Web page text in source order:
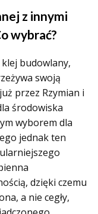
z innymi
wybrać?
budowlany,
swoją
przez Rzymian i
środowiska
wyborem dla
jednak ten
dzięki czemu
a nie cegły,